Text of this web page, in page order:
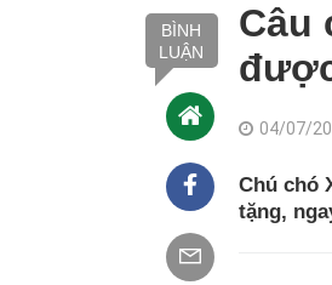
BÌNH
LUẬN
Câu
04/07/
Chú chó
tặng,